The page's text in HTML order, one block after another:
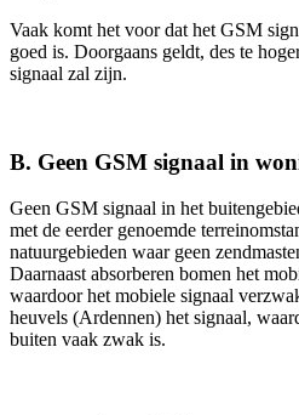
Vaak komt het voor dat het GSM
goed is. Doorgaans geldt, des te
signaal zal zijn.
B. Geen GSM signaal in
Geen GSM signaal in het
met de eerder genoemde
natuurgebieden waar geen
Daarnaast absorberen bomen het
waardoor het mobiele signaal
heuvels (Ardennen) het signaal,
buiten vaak zwak is.